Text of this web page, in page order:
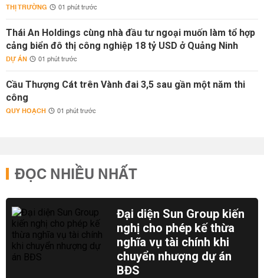
THỊ TRƯỜNG 01 phút trước
Thái An Holdings cùng nhà đầu tư ngoại muốn làm tổ hợp
cảng biển đô thị công nghiệp 18 tỷ USD ở Quảng Ninh
DỰ ÁN 01 phút trước
Cầu Thượng Cát trên Vành đai 3,5 sau gần một năm thi
công
QUY HOẠCH 01 phút trước
ĐỌC NHIỀU NHẤT
Đại diện Sun Group kiến
nghị cho phép kế thừa
nghĩa vụ tài chính khi
chuyển nhượng dự án
BĐS